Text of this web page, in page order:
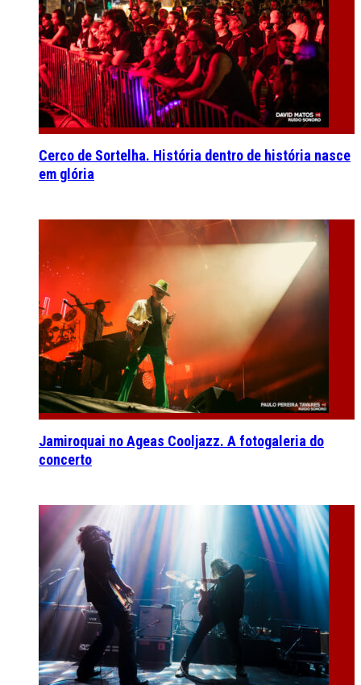
Cerco de Sortelha. História dentro de história nasce
em glória
Jamiroquai no Ageas Cooljazz. A fotogaleria do
concerto